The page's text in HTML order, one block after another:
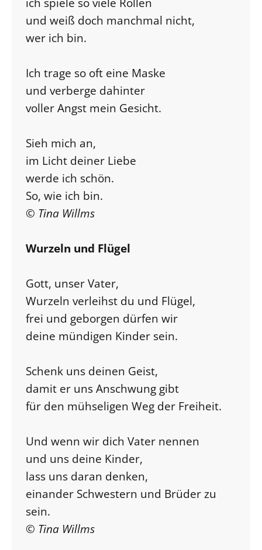
und weiß doch manchmal nicht,
wer ich bin.
Ich trage so oft eine Maske
und verberge dahinter
voller Angst mein Gesicht.
Sieh mich an,
im Licht deiner Liebe
werde ich schön.
So, wie ich bin.
© Tina Willms
Wurzeln und Flügel
Gott, unser Vater,
Wurzeln verleihst du und Flügel,
frei und geborgen dürfen wir
deine mündigen Kinder sein.
Schenk uns deinen Geist,
damit er uns Anschwung gibt
für den mühseligen Weg der Freiheit.
Und wenn wir dich Vater nennen
und uns deine Kinder,
lass uns daran denken,
einander Schwestern und Brüder zu
sein.
© Tina Willms